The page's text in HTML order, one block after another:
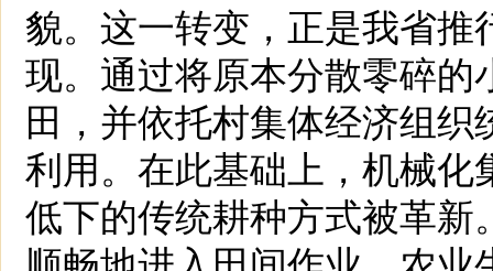
貌。这一转变，正是我省推
现。通过将原本分散零碎
田，并依托村集体经济组
利用。在此基础上，机械
低下的传统耕种方式被革